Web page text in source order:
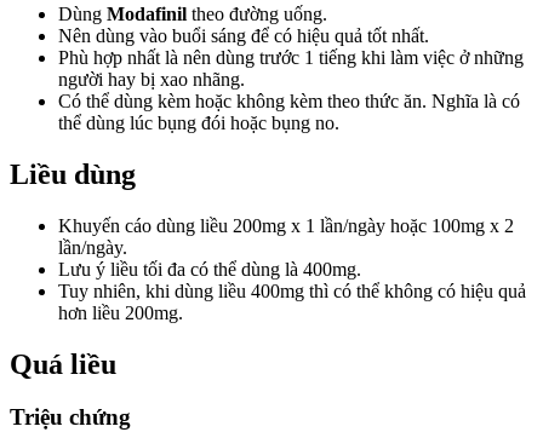
Dùng Modafinil theo đường uống.
Nên dùng vào buổi sáng để có hiệu quả tốt nhất.
Phù hợp nhất là nên dùng trước 1 tiếng khi làm việc ở những
người hay bị xao nhãng.
Có thể dùng kèm hoặc không kèm theo thức ăn. Nghĩa là có
thể dùng lúc bụng đói hoặc bụng no.
Liều dùng
Khuyến cáo dùng liều 200mg x 1 lần/ngày hoặc 100mg x 2
lần/ngày.
Lưu ý liều tối đa có thể dùng là 400mg.
Tuy nhiên, khi dùng liều 400mg thì có thể không có hiệu quả
hơn liều 200mg.
Quá liều
Triệu chứng